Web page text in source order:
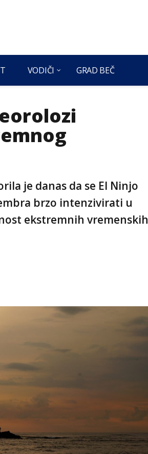
VODIČI GRAD BEČ
je danas da se El Ninjo
brzo intenzivirati u
ekstremnih vremenskih